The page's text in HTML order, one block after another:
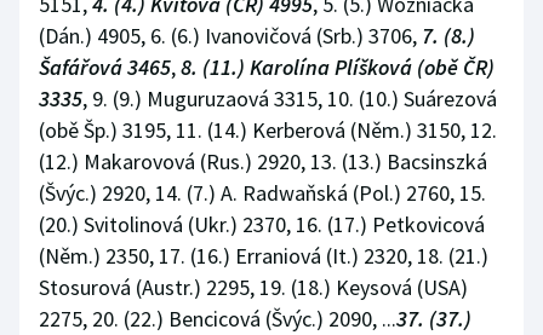
(Dán.) 4905, 6. (6.) Ivanovičová (Srb.) 3706, 7. (8.)
Šafářová 3465,8. (11.) Karolína Plíšková (obě ČR)
3335, 9. (9.) Muguruzaová 3315, 10. (10.) Suárezová
(obě Šp.) 3195, 11. (14.) Kerberová (Něm.) 3150, 12.
(12.) Makarovová (Rus.) 2920, 13. (13.) Bacsinszká
(Švýc.) 2920, 14. (7.) A. Radwaňská (Pol.) 2760, 15.
(20.) Svitolinová (Ukr.) 2370, 16. (17.) Petkovicová
(Něm.) 2350, 17. (16.) Erraniová (It.) 2320, 18. (21.)
Stosurová (Austr.) 2295, 19. (18.) Keysová (USA)
2275, 20. (22.) Bencicová (Švýc.) 2090, ...37. (37.)